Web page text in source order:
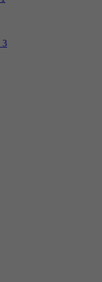
3